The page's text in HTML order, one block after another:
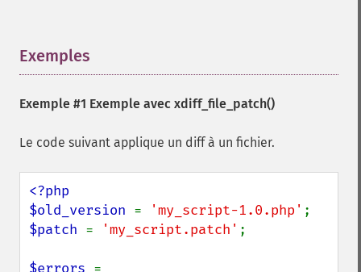
Exemples
Exemple #1 Exemple avec xdiff_file_patch()
Le code suivant applique un diff à un fichier.
<?php
$old_version = 'my_script-1.0.php'
$patch = 'my_script.patch' ;
$errors